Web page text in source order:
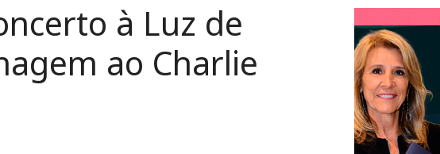
à Luz de
ao Charlie